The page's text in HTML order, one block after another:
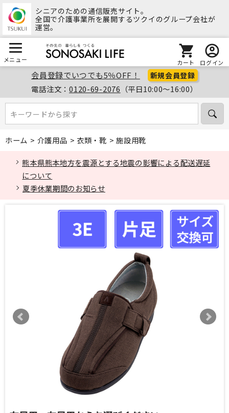
シニアのための通信販売サイト。
全国で介護事業所を展開するツクイのグループ会社が
運営。
メニュー カート ログイン
会員登録でいつでも5％OFF！ 新規会員登録
電話注文：0120-69-2076 （平日10:00～16:00）
キーワードから探す
キーワードから探す
ホーム > 介護用品 > 衣類・靴 >施設用靴
熊本県熊本地方を震源とする地震の影響による配送遅延
について
夏季休業期間のお知らせ